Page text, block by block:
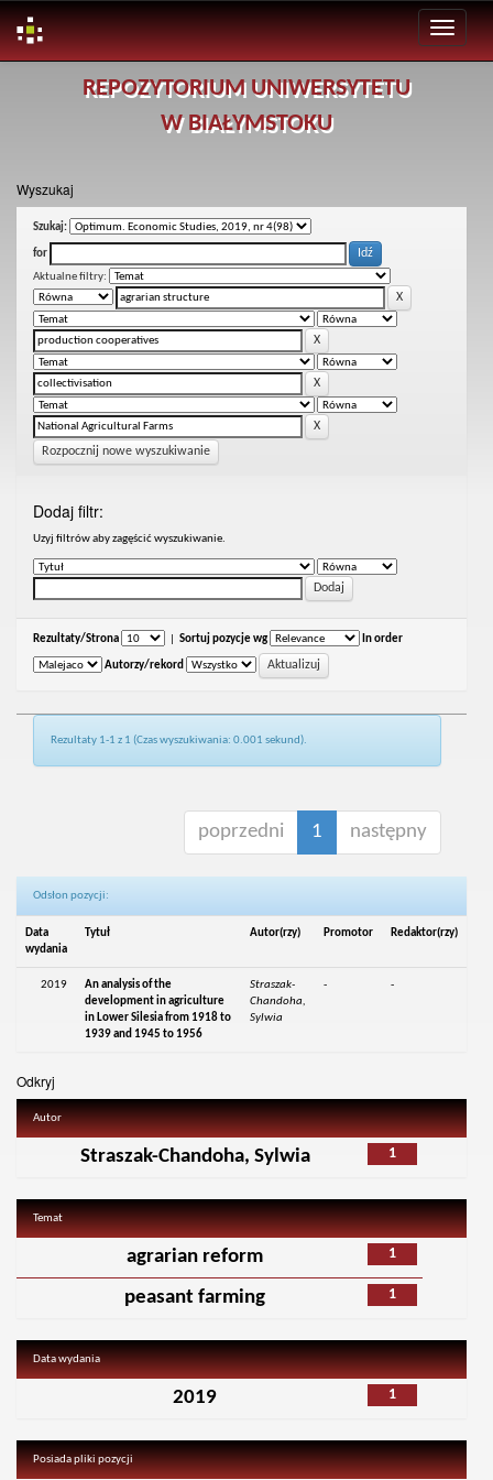
REPOZYTORIUM UNIWERSYTETU
W BIAŁYMSTOKU
Wyszukaj
Szukaj:
for
Aktualne filtry:
Rozpocznij nowe wyszukiwanie
Dodaj filtr:
Uzyj filtrów aby zagęścić wyszukiwanie.
Rezultaty/Strona Sortuj pozycje wg In order
Autorzy/rekord
Rezultaty 1-1 z 1 (Czas wyszukiwania: 0.001 sekund).
poprzedni 1 następny
Odsłon pozycji:
Data
wydania
Tytuł Autor(rzy) Promotor Redaktor(rzy)
2019
An analysis of the
development in agriculture
in Lower Silesia from 1918 to
1939 and 1945 to 1956
Straszak-
Chandoha,
Sylwia
- -
Odkryj
Autor
1
Straszak-Chandoha, Sylwia
Temat
1
agrarian reform
1
peasant farming
Data wydania
1
2019
Posiada pliki pozycji